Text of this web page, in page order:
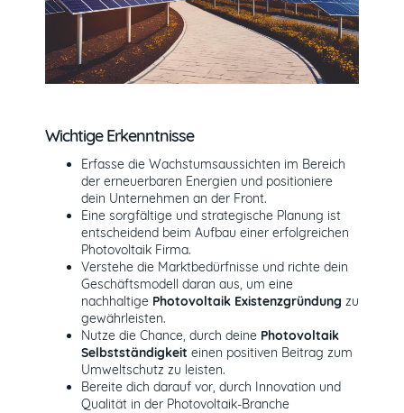
Wichtige Erkenntnisse
Erfasse die Wachstumsaussichten im Bereich
der erneuerbaren Energien und positioniere
dein Unternehmen an der Front.
Eine sorgfältige und strategische Planung ist
entscheidend beim Aufbau einer erfolgreichen
Photovoltaik Firma.
Verstehe die Marktbedürfnisse und richte dein
Geschäftsmodell daran aus, um eine
nachhaltige Photovoltaik Existenzgründung zu
gewährleisten.
Nutze die Chance, durch deine Photovoltaik
Selbstständigkeit einen positiven Beitrag zum
Umweltschutz zu leisten.
Bereite dich darauf vor, durch Innovation und
Qualität in der Photovoltaik-Branche